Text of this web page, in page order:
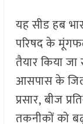
यह सीड हब
परिषद के
तैयार किया जा
आसपास के
प्रसार, बीज
तकनीकों को